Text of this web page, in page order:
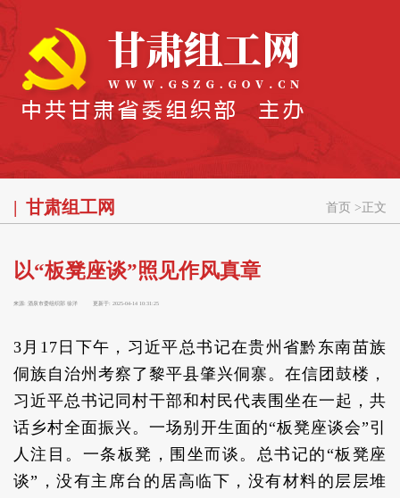
甘肃组工网 首页 > 正文
以“板凳座谈”照见作风真章
来源: 酒泉市委组织部 徐洋 更新于: 2025-04-14 10:31:25
3月17日下午，习近平总书记在贵州省黔东南苗族
侗族自治州考察了黎平县肇兴侗寨。在信团鼓楼，
习近平总书记同村干部和村民代表围坐在一起，共
话乡村全面振兴。一场别开生面的“板凳座谈会”引
人注目。一条板凳，围坐而谈。总书记的“板凳座
谈”，没有主席台的居高临下，没有材料的层层堆